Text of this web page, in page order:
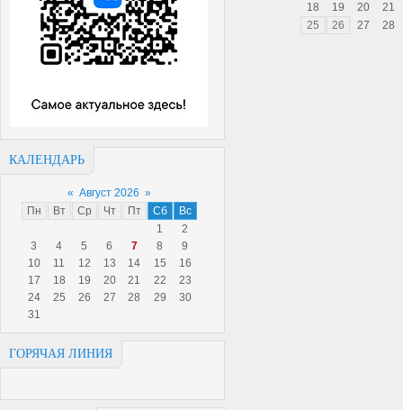
КАЛЕНДАРЬ
« Август 2026 »
Пн
Вт Ср Чт Пт Сб
Вс
1
2
3
4 5 6 7 8
9
10
11 12 13 14 15
16
17
18 19 20 21 22
23
24
25 26 27 28 29
30
31
ГОРЯЧАЯ ЛИНИЯ
18
19 20
21
25
26 27 28